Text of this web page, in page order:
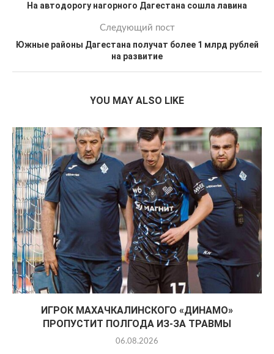
На автодорогу нагорного Дагестана сошла лавина
Следующий пост
Южные районы Дагестана получат более 1 млрд рублей
на развитие
YOU MAY ALSO LIKE
ИГРОК МАХАЧКАЛИНСКОГО «ДИНАМО»
ПРОПУСТИТ ПОЛГОДА ИЗ-ЗА ТРАВМЫ
06.08.2026